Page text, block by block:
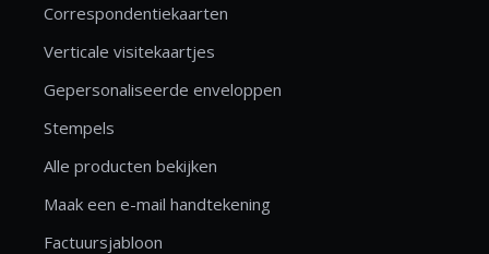
Correspondentiekaarten
Verticale visitekaartjes
Gepersonaliseerde enveloppen
Stempels
Alle producten bekijken
Maak een e-mail handtekening
Factuursjabloon